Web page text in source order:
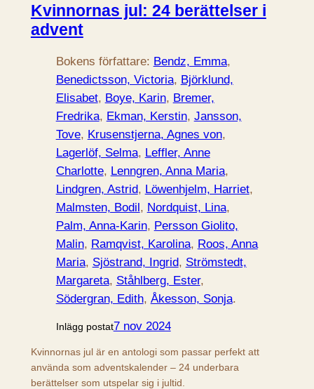
Kvinnornas jul: 24 berättelser i
advent
Bokens författare: Bendz, Emma
Benedictsson, Victoria, Björklund,
Elisabet, Boye, Karin, Bremer,
Fredrika, Ekman, Kerstin, Jansson,
Tove, Krusenstjerna, Agnes von
Lagerlöf, Selma, Leffler, Anne
Charlotte, Lenngren, Anna Maria
Lindgren, Astrid, Löwenhjelm, Harriet
Malmsten, Bodil , Nordquist, Lina
Palm, Anna-Karin, Persson Giolito,
Malin, Ramqvist, Karolina, Roos, Anna
Maria, Sjöstrand, Ingrid, Strömstedt,
Margareta, Ståhlberg, Ester
Södergran, Edith, Åkesson, Sonja.
Inlägg postat7 nov 2024
Kvinnornas jul är en antologi som passar perfekt att
använda som adventskalender – 24 underbara
berättelser som utspelar sig i jultid.